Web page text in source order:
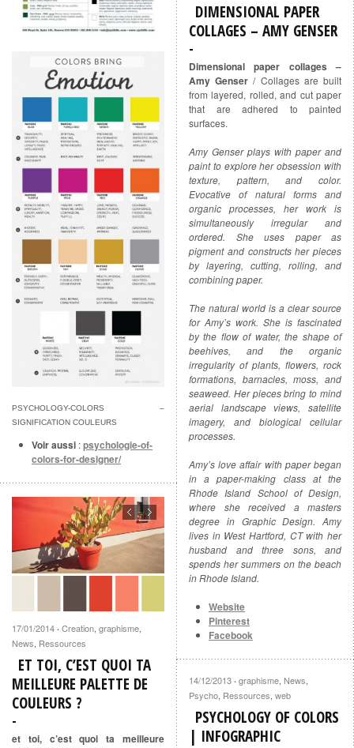
PSYCHOLOGY-COLORS –
SIGNIFICATION COULEURS
Voir aussi :psychologie-of-
colors-for-designer/
DIMENSIONAL PAPER
COLLAGES – AMY GENSER
Dimensional paper collages –
Amy Genser / Collages are built
from layered, rolled, and cut paper
that are adhered to painted
surfaces.
Amy Genser plays with paper and
paint to explore her obsession with
texture, pattern, and color.
Evocative of natural forms and
organic processes, her work is
simultaneously irregular and
ordered. She uses paper as
pigment and constructs her pieces
by layering, cutting, rolling, and
combining paper.
The natural world is a clear source
for Amy’s work. She is fascinated
by the flow of water, the shape of
beehives, and the organic
irregularity of plants, flowers, rock
formations, barnacles, moss, and
seaweed. Her pieces bring to mind
aerial landscape views, satellite
imagery, and biological cellular
processes.
Amy’s love affair with paper began
in a paper-making class at the
Rhode Island School of Design,
where she received a masters
degree in Graphic Design. Amy
lives in West Hartford, CT with her
husband and three sons, and
spends her summers on the beach
in Rhode Island.
Website
Pinterest
Facebook
17/01/2014 · Creation, graphisme,
News, Ressources
ET TOI, C’EST QUOI TA
MEILLEURE PALETTE DE
COULEURS ?
et toi, c’est quoi ta meilleure
14/12/2013 · graphisme, News,
Psycho, Ressources, web
PSYCHOLOGY OF COLORS
| INFOGRAPHIC